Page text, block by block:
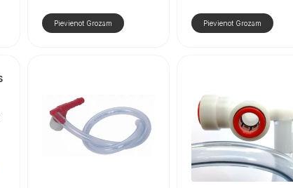
Pievienot Grozam Pievienot Grozam